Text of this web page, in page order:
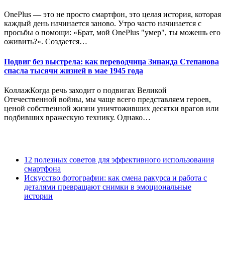
OnePlus — это не просто смартфон, это целая история, которая
каждый день начинается заново. Утро часто начинается с
просьбы о помощи: «Брат, мой OnePlus "умер", ты можешь его
оживить?». Создается…
Подвиг без выстрела: как переводчица Зинаида Степанова
спасла тысячи жизней в мае 1945 года
КоллажКогда речь заходит о подвигах Великой
Отечественной войны, мы чаще всего представляем героев,
ценой собственной жизни уничтоживших десятки врагов или
подбивших вражескую технику. Однако…
12 полезных советов для эффективного использования
смартфона
Искусство фотографии: как смена ракурса и работа с
деталями превращают снимки в эмоциональные
истории